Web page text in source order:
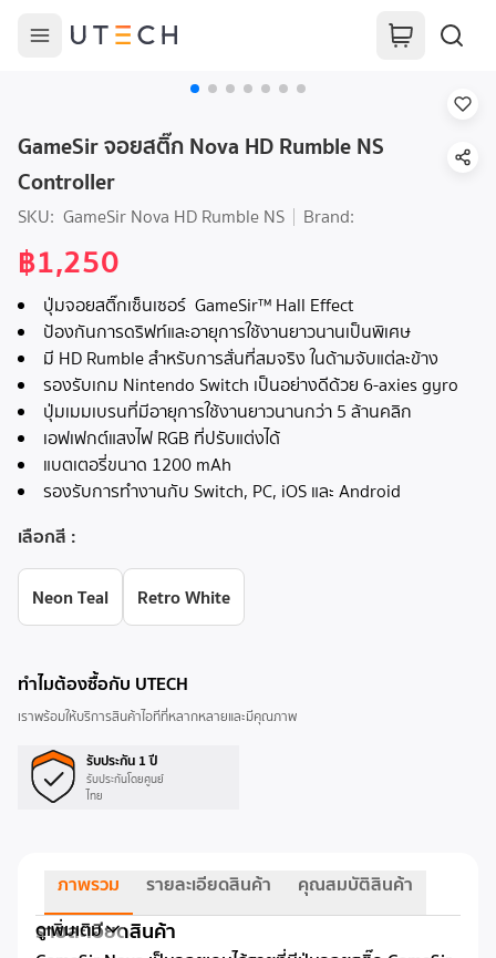
GameSir จอยสติ๊ก Nova HD Rumble NS
Controller
SKU: GameSir Nova HD Rumble NS Brand:
฿1,250
ปุ่มจอยสติ๊กเซ็นเซอร์ GameSir™ Hall Effect
ป้องกันการดริฟท์และอายุการใช้งานยาวนานเป็นพิเศษ
มี HD Rumble สำหรับการสั่นที่สมจริง ในด้ามจับแต่ละข้าง
รองรับเกม Nintendo Switch เป็นอย่างดีด้วย 6-axies gyro
ปุ่มเมมเบรนที่มีอายุการใช้งานยาวนานกว่า 5 ล้านคลิก
เอฟเฟกต์แสงไฟ RGB ที่ปรับแต่งได้
แบตเตอรี่ขนาด 1200 mAh
รองรับการทำงานกับ Switch, PC, iOS และ Android
เลือกสี :
Neon Teal Retro White
ทำไมต้องซื้อกับ UTECH
เราพร้อมให้บริการสินค้าไอทีที่หลากหลายและมีคุณภาพ
รับประกัน 1 ปี
รับประกันโดยศูนย์
ไทย
ภาพรวม รายละเอียดสินค้า คุณสมบัติสินค้า
รายละเอียดสินค้า
ดูเพิ่มเติม